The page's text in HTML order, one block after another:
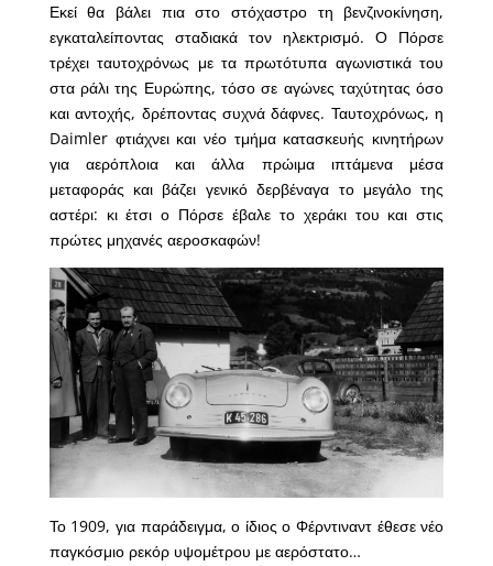
Εκεί θα βάλει πια στο στόχαστρο τη βενζινοκίνηση,
εγκαταλείποντας σταδιακά τον ηλεκτρισμό. Ο Πόρσε
τρέχει ταυτοχρόνως με τα πρωτότυπα αγωνιστικά του
στα ράλι της Ευρώπης, τόσο σε αγώνες ταχύτητας όσο
και αντοχής, δρέποντας συχνά δάφνες. Ταυτοχρόνως, η
Daimler φτιάχνει και νέο τμήμα κατασκευής κινητήρων
για αερόπλοια και άλλα πρώιμα ιπτάμενα μέσα
μεταφοράς και βάζει γενικό δερβέναγα το μεγάλο της
αστέρι: κι έτσι ο Πόρσε έβαλε το χεράκι του και στις
πρώτες μηχανές αεροσκαφών!
Το 1909, για παράδειγμα, ο ίδιος ο Φέρντιναντ έθεσε νέο
παγκόσμιο ρεκόρ υψομέτρου με αερόστατο…